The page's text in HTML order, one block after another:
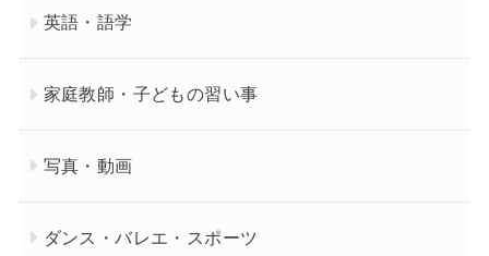
英語・語学
家庭教師・子どもの習い事
写真・動画
ダンス・バレエ・スポーツ